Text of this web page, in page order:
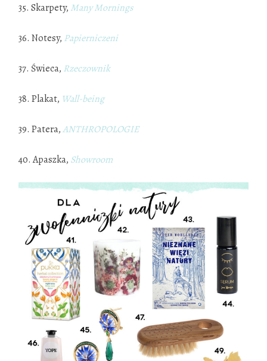
35. Skarpety, Many Mornings
36. Notesy, Papierniczeni
37. Świeca, Rzeczownik
38. Plakat, Wall-being
39. Patera,ANTHROPOLOGIE
40. Apaszka, Showroom